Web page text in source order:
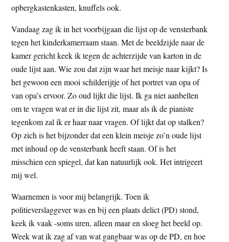
opbergkastenkasten, knuffels ook.
Vandaag zag ik in het voorbijgaan die lijst op de vensterbank
tegen het kinderkamerraam staan. Met de beeldzijde naar de
kamer gericht keek ik tegen de achterzijde van karton in de
oude lijst aan. Wie zou dat zijn waar het meisje naar kijkt? Is
het gewoon een mooi schilderijtje of het portret van opa of
van opa’s ervoor. Zo oud lijkt die lijst. Ik ga niet aanbellen
om te vragen wat er in die lijst zit, maar als ik de pianiste
tegenkom zal ik er haar naar vragen. Of lijkt dat op stalken?
Op zich is het bijzonder dat een klein meisje zo’n oude lijst
met inhoud op de vensterbank heeft staan. Of is het
misschien een spiegel, dat kan natuurlijk ook. Het intrigeert
mij wel.
Waarnemen is voor mij belangrijk. Toen ik
politieverslaggever was en bij een plaats delict (PD) stond,
keek ik vaak -soms uren, alleen maar en sloeg het beeld op.
Week wat ik zag af van wat gangbaar was op de PD, en hoe